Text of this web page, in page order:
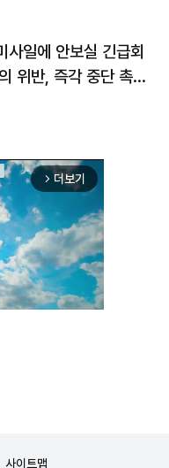
일에 안보실 긴급회
위반, 즉각 중단 촉
arrow_forward_ios 더보기
사이트맵